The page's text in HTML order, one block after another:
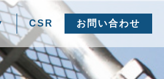
CSR お問い合わせ